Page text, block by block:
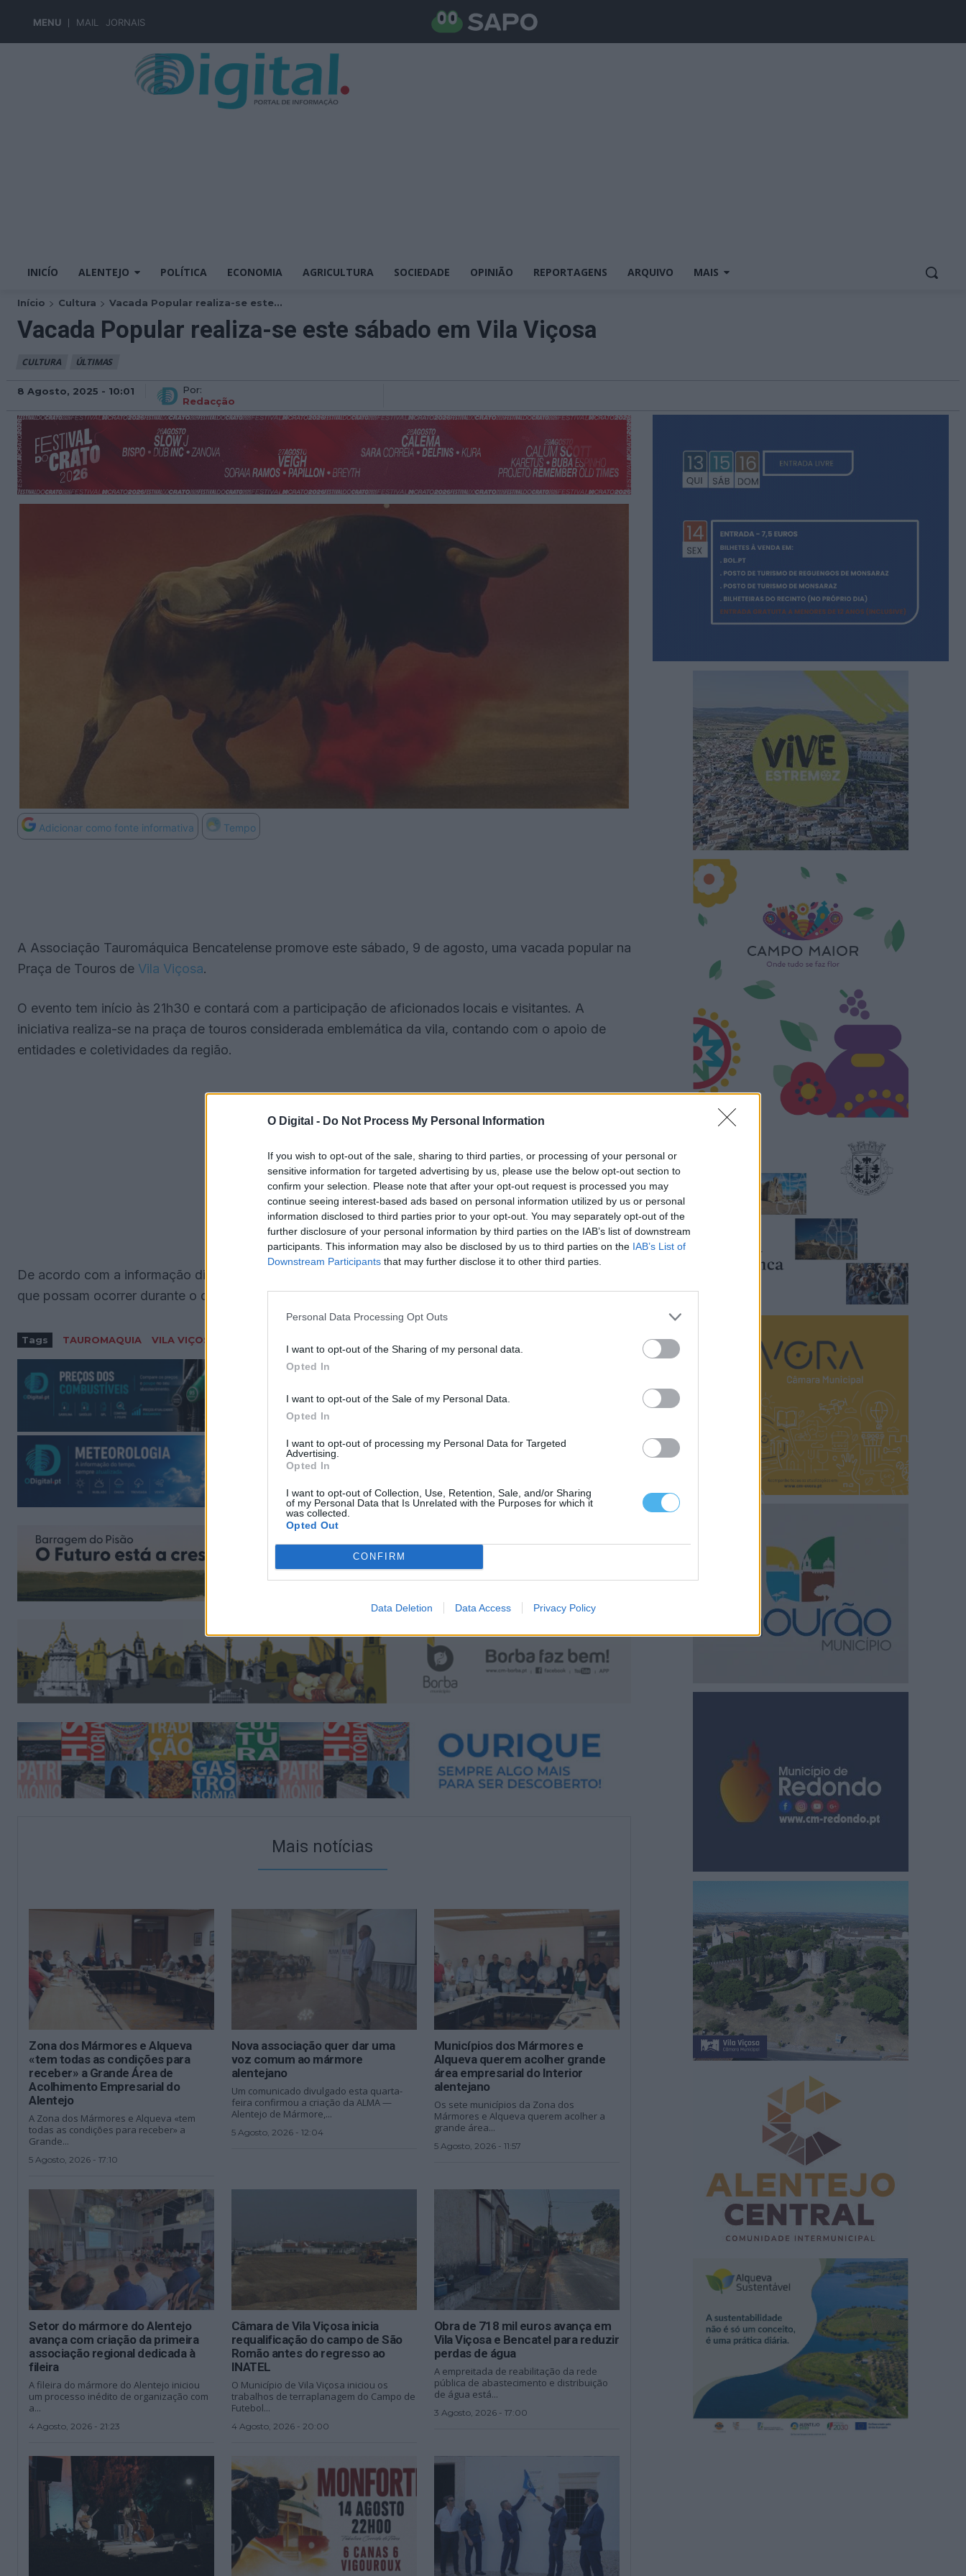
O Digital - Do Not Process My Personal Information
If you wish to opt-out of the sale, sharing to third parties, or processing of your personal or
sensitive information for targeted advertising by us, please use the below opt-out section to
confirm your selection. Please note that after your opt-out request is processed you may
continue seeing interest-based ads based on personal information utilized by us or personal
information disclosed to third parties prior to your opt-out. You may separately opt-out of the
further disclosure of your personal information by third parties on the IAB’s list of downstream
participants. This information may also be disclosed by us to third parties on the IAB’s List of
Downstream Participants that may further disclose it to other third parties.
Personal Data Processing Opt Outs
I want to opt-out of the Sharing of my personal data.
Opted In
I want to opt-out of the Sale of my Personal Data.
Opted In
I want to opt-out of processing my Personal Data for Targeted
Advertising.
Opted In
I want to opt-out of Collection, Use, Retention, Sale, and/or Sharing
of my Personal Data that Is Unrelated with the Purposes for which it
was collected.
Opted Out
CONFIRM
Data Deletion Data Access Privacy Policy
MENU MAIL JORNAIS
INICÍO ALENTEJO POLÍTICA ECONOMIA AGRICULTURA SOCIEDADE OPINIÃO REPORTAGENS ARQUIVO MAIS
Início Cultura Vacada Popular realiza-se este...
Vacada Popular realiza-se este sábado em Vila Viçosa
CULTURA ÚLTIMAS
8 Agosto, 2025 - 10:01
Por:
Redacção
Adicionar como fonte informativa Tempo
A Associação Tauromáquica Bencatelense promove este sábado, 9 de agosto, uma vacada popular na
Praça de Touros de Vila Viçosa.
O evento tem início às 21h30 e contará com a participação de aficionados locais e visitantes. A
iniciativa realiza-se na praça de touros considerada emblemática da vila, contando com o apoio de
entidades e coletividades da região.
De acordo com a informação divulgada, a organização não se responsabiliza por quaisquer incidentes
que possam ocorrer durante o decorrer da atividade.
Tags TAUROMAQUIA VILA VIÇOSA
Mais notícias
Zona dos Mármores e Alqueva
«tem todas as condições para
receber» a Grande Área de
Acolhimento Empresarial do
Alentejo
A Zona dos Mármores e Alqueva «tem
todas as condições para receber» a
Grande...
5 Agosto, 2026 - 17:10
Nova associação quer dar uma
voz comum ao mármore
alentejano
Um comunicado divulgado esta quarta-
feira confirmou a criação da ALMA —
Alentejo de Mármore,...
5 Agosto, 2026 - 12:04
Municípios dos Mármores e
Alqueva querem acolher grande
área empresarial do Interior
alentejano
Os sete municípios da Zona dos
Mármores e Alqueva querem acolher a
grande área...
5 Agosto, 2026 - 11:57
Setor do mármore do Alentejo
avança com criação da primeira
associação regional dedicada à
fileira
A fileira do mármore do Alentejo iniciou
um processo inédito de organização com
a...
4 Agosto, 2026 - 21:23
Câmara de Vila Viçosa inicia
requalificação do campo de São
Romão antes do regresso ao
INATEL
O Município de Vila Viçosa iniciou os
trabalhos de terraplanagem do Campo de
Futebol...
4 Agosto, 2026 - 20:00
Obra de 718 mil euros avança em
Vila Viçosa e Bencatel para reduzir
perdas de água
A empreitada de reabilitação da rede
pública de abastecimento e distribuição
de água está...
3 Agosto, 2026 - 17:00